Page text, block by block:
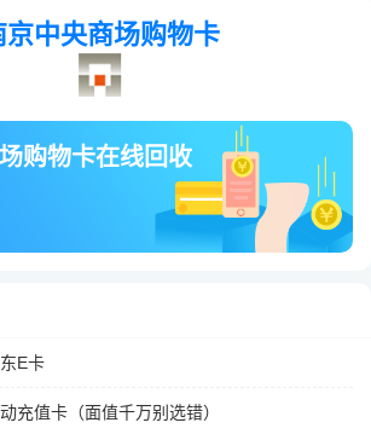
京中央商场购物卡
购物卡在线回收
E卡
充值卡（面值千万别选错）